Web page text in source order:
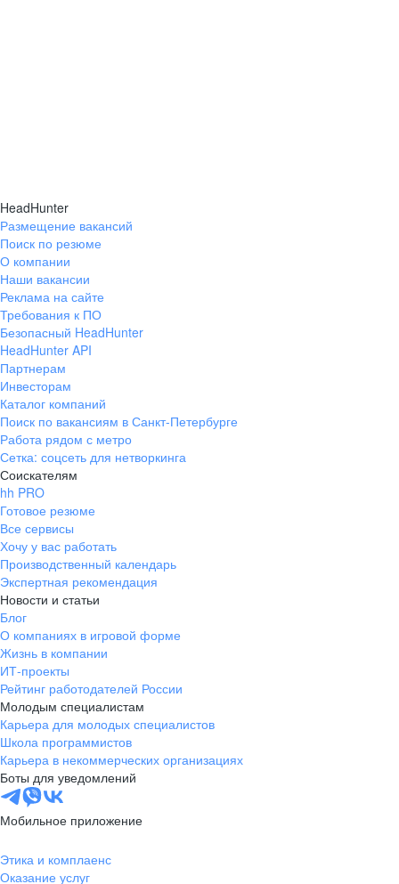
HeadHunter
Размещение вакансий
Поиск по резюме
О компании
Наши вакансии
Реклама на сайте
Требования к ПО
Безопасный HeadHunter
HeadHunter API
Партнерам
Инвесторам
Каталог компаний
Поиск по вакансиям в Санкт-Петербурге
Работа рядом с метро
Сетка: соцсеть для нетворкинга
Соискателям
hh PRO
Готовое резюме
Все сервисы
Хочу у вас работать
Производственный календарь
Экспертная рекомендация
Новости и статьи
Блог
О компаниях в игровой форме
Жизнь в компании
ИТ-проекты
Рейтинг работодателей России
Молодым специалистам
Карьера для молодых специалистов
Школа программистов
Карьера в некоммерческих организациях
Боты для уведомлений
Мобильное приложение
Этика и комплаенс
Оказание услуг